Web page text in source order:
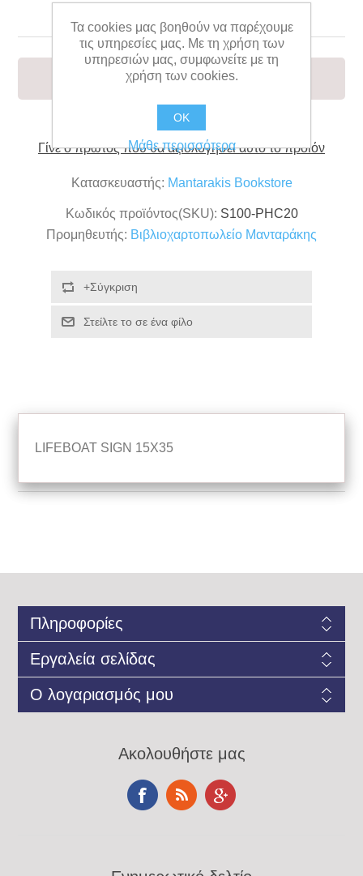
LIFEBOAT SIGN 15X35
LIFEBOAT SIGN 15X35
Γίνε ο πρώτος που θα αξιολόγησει αυτό το προϊόν
Κατασκευαστής: Mantarakis Bookstore
Κωδικός προϊόντος(SKU): S100-PHC20
Προμηθευτής: Βιβλιοχαρτοπωλείο Μανταράκης
LIFEBOAT SIGN 15X35
Πληροφορίες
Εργαλεία σελίδας
Ο λογαριασμός μου
Ακολουθήστε μας
Τα cookies μας βοηθούν να παρέχουμε
τις υπηρεσίες μας. Με τη χρήση των
υπηρεσιών μας, συμφωνείτε με τη
χρήση των cookies.
OK
Μάθε περισσότερα